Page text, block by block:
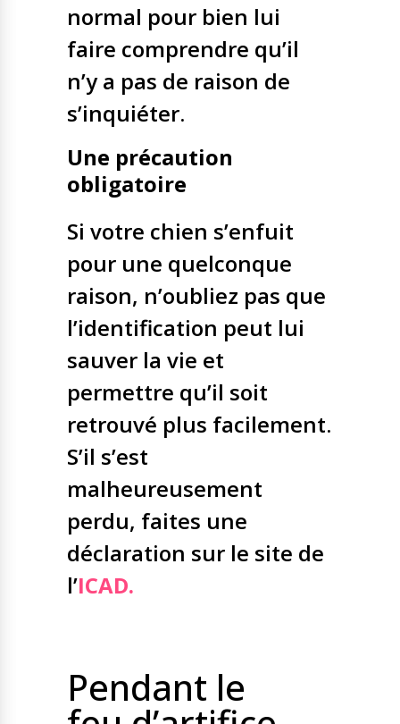
normal pour bien lui
faire comprendre qu’il
n’y a pas de raison de
s’inquiéter.
Une précaution
obligatoire
Si votre chien s’enfuit
pour une quelconque
raison, n’oubliez pas que
l’identification peut lui
sauver la vie et
permettre qu’il soit
retrouvé plus facilement.
S’il s’est
malheureusement
perdu, faites une
déclaration sur le site de
l’ICAD.
Pendant le